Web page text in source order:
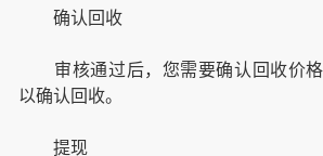
确认回收
审核通过后，您需要确认回收价
以确认回收。
提现